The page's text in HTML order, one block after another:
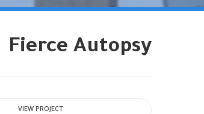
Fierce Autopsy
VIEW PROJECT